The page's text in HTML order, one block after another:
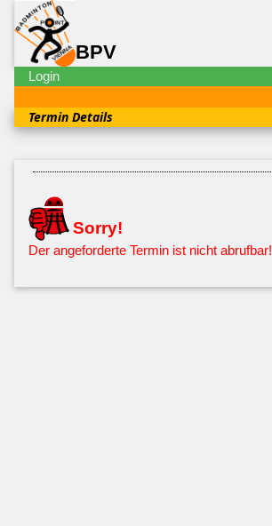
BPV
Login
Termin Details
Sorry!
Der angeforderte Termin ist nicht abrufbar!